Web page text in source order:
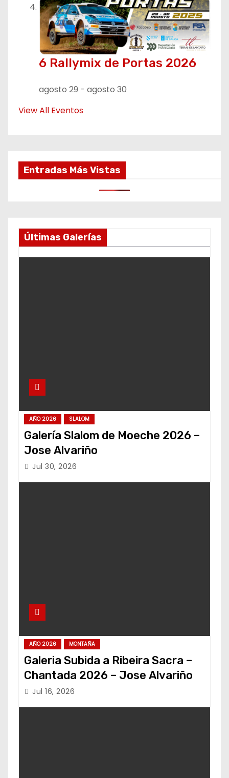
6 Rallymix de Portas 2026
agosto 29 - agosto 30
View All Eventos
Entradas Más Vistas
Últimas Galerías
AÑO 2026 SLALOM
Galería Slalom de Moeche 2026 –
Jose Alvariño
Jul 30, 2026
AÑO 2026 MONTAÑA
Galeria Subida a Ribeira Sacra –
Chantada 2026 – Jose Alvariño
Jul 16, 2026